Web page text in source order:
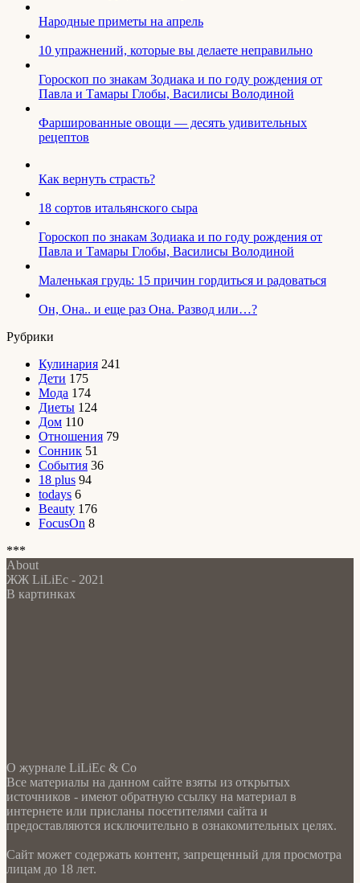
Народные приметы на апрель
10 упражнений, которые вы делаете неправильно
Гороскоп по знакам Зодиака и по году рождения от
Павла и Тамары Глобы, Василисы Володиной
Фаршированные овощи — десять удивительных
рецептов
Как вернуть страсть?
18 сортов итальянского сыра
Гороскоп по знакам Зодиака и по году рождения от
Павла и Тамары Глобы, Василисы Володиной
Маленькая грудь: 15 причин гордиться и радоваться
Он, Она.. и еще раз Она. Развод или…?
Рубрики
Кулинария 241
Дети 175
Мода 174
Диеты 124
Дом 110
Отношения 79
Сонник 51
События 36
18 plus 94
todays 6
Beauty 176
FocusOn 8
***
About
ЖЖ LiLiEc - 2021
В картинках
О журнале LiLiEc & Co
Все материалы на данном сайте взяты из открытых
источников - имеют обратную ссылку на материал в
интернете или присланы посетителями сайта и
предоставляются исключительно в ознакомительных целях.
Сайт может содержать контент, запрещенный для просмотра
лицам до 18 лет.